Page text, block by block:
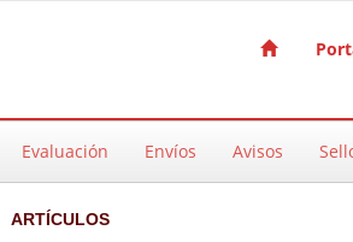
Evaluación Envíos Avisos
ARTÍCULOS